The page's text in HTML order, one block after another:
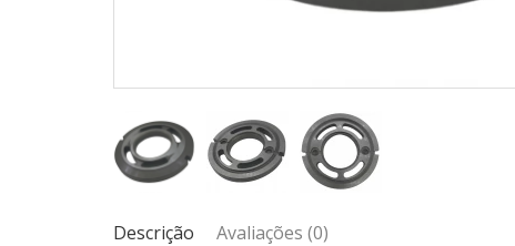
Descrição Avaliações (0)